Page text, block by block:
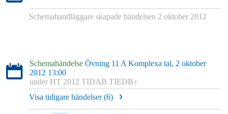
Schemahandläggare skapade händelsen 2 oktober 2012
Schemahändelse Övning 11 A Komplexa tal, 2 oktober
2012 13:00
under HT 2012 TIDAB TIEDB+
Visa tidigare händelser (6)